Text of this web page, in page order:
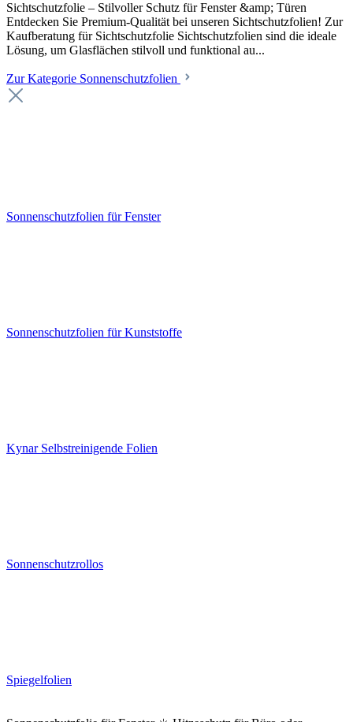
Sichtschutzfolie – Stilvoller Schutz für Fenster &amp; Türen
Entdecken Sie Premium-Qualität bei unseren Sichtschutzfolien! Zur
Kaufberatung für Sichtschutzfolie Sichtschutzfolien sind die ideale
Lösung, um Glasflächen stilvoll und funktional au...
Zur Kategorie Sonnenschutzfolien
Sonnenschutzfolien für Fenster
Sonnenschutzfolien für Kunststoffe
Kynar Selbstreinigende Folien
Sonnenschutzrollos
Spiegelfolien